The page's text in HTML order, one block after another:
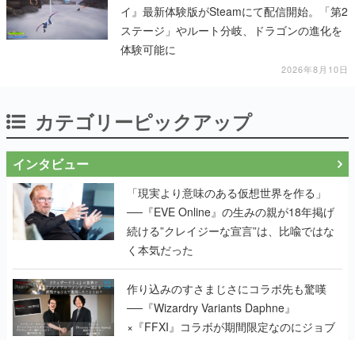
イ』最新体験版がSteamにて配信開始。「第2
ステージ」やルート分岐、ドラゴンの進化を
体験可能に
2026年8月10日
カテゴリーピックアップ
インタビュー
「現実より意味のある仮想世界を作る」
──『EVE Online』の生みの親が18年掲げ
続ける”クレイジーな宣言”は、比喩ではな
く本気だった
作り込みのすさまじさにコラボ先も驚嘆
──『Wizardry Variants Daphne』
×『FFXI』コラボが期間限定なのにジョブ